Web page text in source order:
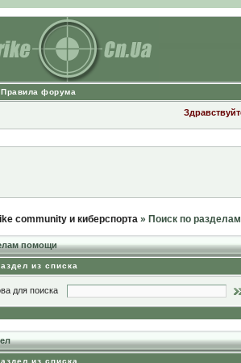
Правила форума
community и киберспорта» Поиск по
помощи
из списка
для поиска
из списка